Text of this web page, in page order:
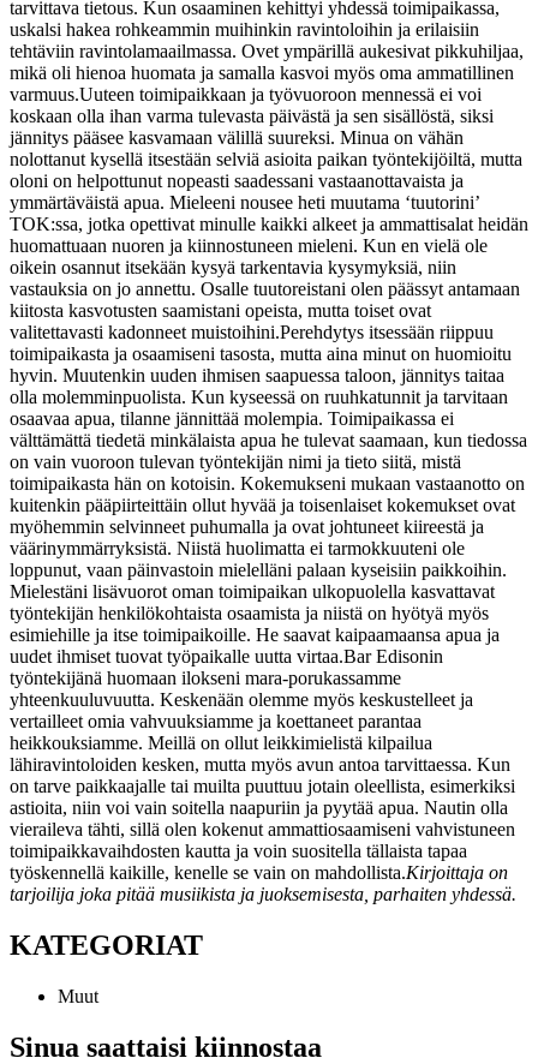
tarvittava tietous. Kun osaaminen kehittyi yhdessä toimipaikassa,
uskalsi hakea rohkeammin muihinkin ravintoloihin ja erilaisiin
tehtäviin ravintolamaailmassa. Ovet ympärillä aukesivat pikkuhiljaa,
mikä oli hienoa huomata ja samalla kasvoi myös oma ammatillinen
varmuus.Uuteen toimipaikkaan ja työvuoroon mennessä ei voi
koskaan olla ihan varma tulevasta päivästä ja sen sisällöstä, siksi
jännitys pääsee kasvamaan välillä suureksi. Minua on vähän
nolottanut kysellä itsestään selviä asioita paikan työntekijöiltä, mutta
oloni on helpottunut nopeasti saadessani vastaanottavaista ja
ymmärtäväistä apua. Mieleeni nousee heti muutama ‘tuutorini’
TOK:ssa, jotka opettivat minulle kaikki alkeet ja ammattisalat heidän
huomattuaan nuoren ja kiinnostuneen mieleni. Kun en vielä ole
oikein osannut itsekään kysyä tarkentavia kysymyksiä, niin
vastauksia on jo annettu. Osalle tuutoreistani olen päässyt antamaan
kiitosta kasvotusten saamistani opeista, mutta toiset ovat
valitettavasti kadonneet muistoihini.Perehdytys itsessään riippuu
toimipaikasta ja osaamiseni tasosta, mutta aina minut on huomioitu
hyvin. Muutenkin uuden ihmisen saapuessa taloon, jännitys taitaa
olla molemminpuolista. Kun kyseessä on ruuhkatunnit ja tarvitaan
osaavaa apua, tilanne jännittää molempia. Toimipaikassa ei
välttämättä tiedetä minkälaista apua he tulevat saamaan, kun tiedossa
on vain vuoroon tulevan työntekijän nimi ja tieto siitä, mistä
toimipaikasta hän on kotoisin. Kokemukseni mukaan vastaanotto on
kuitenkin pääpiirteittäin ollut hyvää ja toisenlaiset kokemukset ovat
myöhemmin selvinneet puhumalla ja ovat johtuneet kiireestä ja
väärinymmärryksistä. Niistä huolimatta ei tarmokkuuteni ole
loppunut, vaan päinvastoin mielelläni palaan kyseisiin paikkoihin.
Mielestäni lisävuorot oman toimipaikan ulkopuolella kasvattavat
työntekijän henkilökohtaista osaamista ja niistä on hyötyä myös
esimiehille ja itse toimipaikoille. He saavat kaipaamaansa apua ja
uudet ihmiset tuovat työpaikalle uutta virtaa.Bar Edisonin
työntekijänä huomaan ilokseni mara-porukassamme
yhteenkuuluvuutta. Keskenään olemme myös keskustelleet ja
vertailleet omia vahvuuksiamme ja koettaneet parantaa
heikkouksiamme. Meillä on ollut leikkimielistä kilpailua
lähiravintoloiden kesken, mutta myös avun antoa tarvittaessa. Kun
on tarve paikkaajalle tai muilta puuttuu jotain oleellista, esimerkiksi
astioita, niin voi vain soitella naapuriin ja pyytää apua. Nautin olla
vieraileva tähti, sillä olen kokenut ammattiosaamiseni vahvistuneen
toimipaikkavaihdosten kautta ja voin suositella tällaista tapaa
työskennellä kaikille, kenelle se vain on mahdollista.Kirjoittaja on
tarjoilija joka pitää musiikista ja juoksemisesta, parhaiten yhdessä.
KATEGORIAT
Muut
Sinua saattaisi kiinnostaa